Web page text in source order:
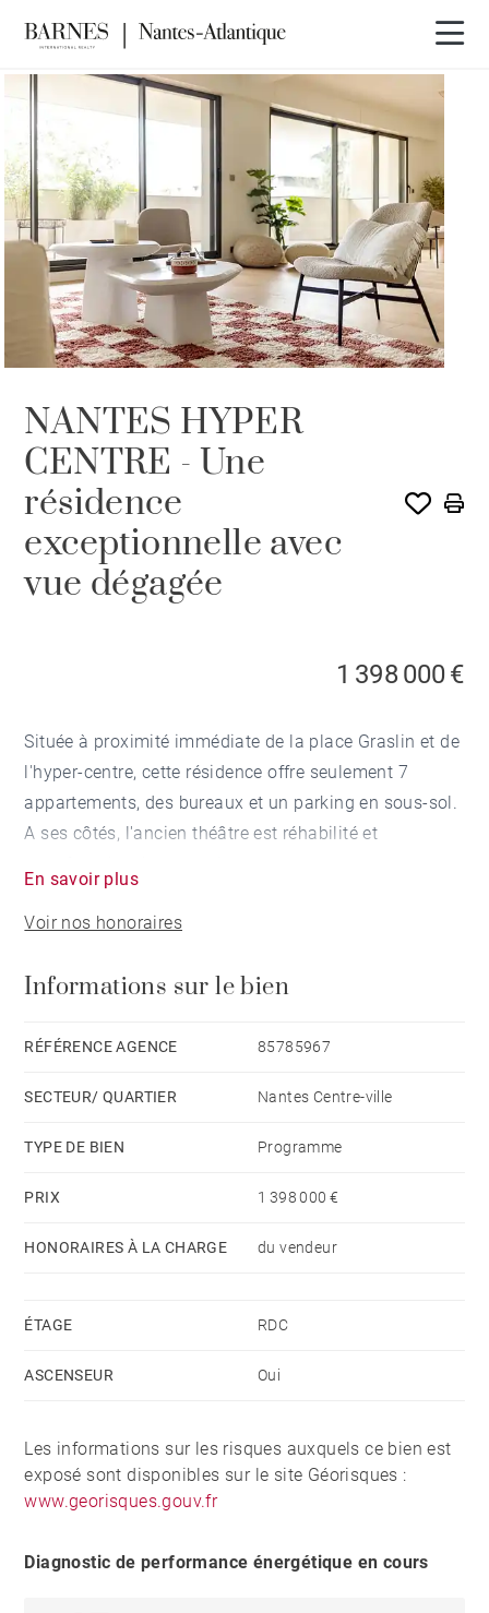
NANTES HYPER
CENTRE - Une
résidence
exceptionnelle avec
vue dégagée
1 398 000 €
Située à proximité immédiate de la place Graslin et de
l'hyper-centre, cette résidence offre seulement 7
appartements, des bureaux et un parking en sous-sol.
A ses côtés, l'ancien théâtre est réhabilité et
conçus sur mesure pour en faire des biens exclusifs.
Les pièces de vie sont prolongées par de confortables
offrent un maximum de lumière. Sa localisation idéale
accès à pied aux commerces, aux écoles et aux
En savoir plus
Voir nos honoraires
Informations sur le bien
RÉFÉRENCE AGENCE 85785967
SECTEUR/ QUARTIER Nantes Centre-ville
TYPE DE BIEN Programme
PRIX 1 398 000 €
HONORAIRES À LA CHARGE du vendeur
ÉTAGE RDC
ASCENSEUR Oui
Les informations sur les risques auxquels ce bien est
exposé sont disponibles sur le site Géorisques :
www.georisques.gouv.fr
Diagnostic de performance énergétique en cours